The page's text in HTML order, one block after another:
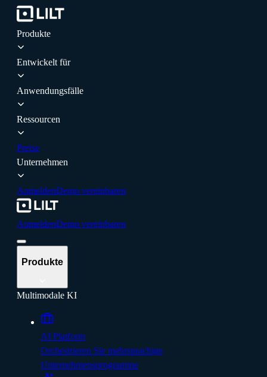
Produkte
Entwickelt für
Anwendungsfälle
Ressourcen
Preise
Unternehmen
AnmeldenDemo vereinbaren
AnmeldenDemo vereinbaren
Produkte
Multimodale KI
AI Platform
Orchestrieren Sie mehrsprachige
Unternehmensprogramme